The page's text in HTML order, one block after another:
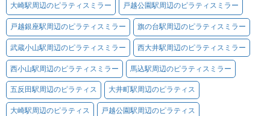
大崎駅周辺のピラティスミラー 戸越公園駅周辺のピラティスミラー
戸越銀座駅周辺のピラティスミラー 旗の台駅周辺のピラティスミラー
武蔵小山駅周辺のピラティスミラー 西大井駅周辺のピラティスミラー
西小山駅周辺のピラティスミラー 馬込駅周辺のピラティスミラー
五反田駅周辺のピラティス 大井町駅周辺のピラティス
大崎駅周辺のピラティス 戸越公園駅周辺のピラティス